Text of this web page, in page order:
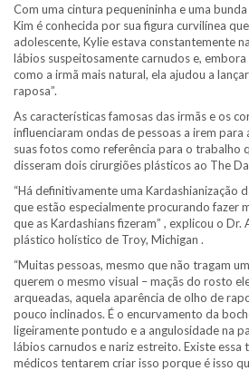
Com uma cintura pequenininha e uma
Kim é conhecida por sua figura curvilínea
adolescente, Kylie estava constantemente
lábios suspeitosamente carnudos e, embora
como a irmã mais natural, ela ajudou a
raposa”.
As características famosas das irmãs e os
influenciaram ondas de pessoas a irem para
suas fotos como referência para o trabalho
disseram dois cirurgiões plásticos ao The
“Há definitivamente uma Kardashianização
que estão especialmente procurando fazer
que as Kardashians fizeram” , explicou o Dr.
plástico holístico de Troy, Michigan .
“Muitas pessoas, mesmo que não tragam
querem o mesmo visual – maçãs do rosto
arqueadas, aquela aparência de olho de
pouco inclinados. É o encurvamento da
ligeiramente pontudo e a angulosidade na
lábios carnudos e nariz estreito. Existe essa
médicos tentarem criar isso porque é isso